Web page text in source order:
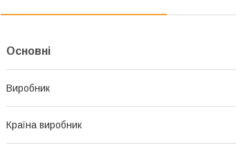
Основні
Виробник
Країна виробник